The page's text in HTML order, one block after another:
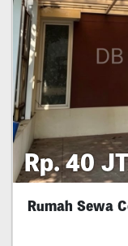
Rp. 40
Rumah Sewa